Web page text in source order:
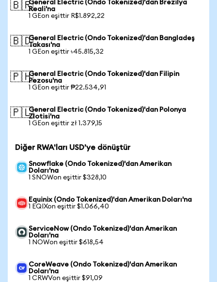
🇧🇷General Electric (Ondo Tokenized)'dan Brezilya
Reali'na
1 GEon eşittir R$1.892,22
🇧🇩General Electric (Ondo Tokenized)'dan Bangladeş
Takası'na
1 GEon eşittir ৳45.815,32
🇵🇭General Electric (Ondo Tokenized)'dan Filipin
Pezosu'na
1 GEon eşittir ₱22.534,91
🇵🇱General Electric (Ondo Tokenized)'dan Polonya
Zlotisi'na
1 GEon eşittir zł 1.379,15
Diğer RWA'ları USD'ye dönüştür
Snowflake (Ondo Tokenized)'dan Amerikan
Doları'na
1 SNOWon eşittir $328,10
Equinix (Ondo Tokenized)'dan Amerikan Doları'na
1 EQIXon eşittir $1.066,40
ServiceNow (Ondo Tokenized)'dan Amerikan
Doları'na
1 NOWon eşittir $618,54
CoreWeave (Ondo Tokenized)'dan Amerikan
Doları'na
1 CRWVon eşittir $91,09